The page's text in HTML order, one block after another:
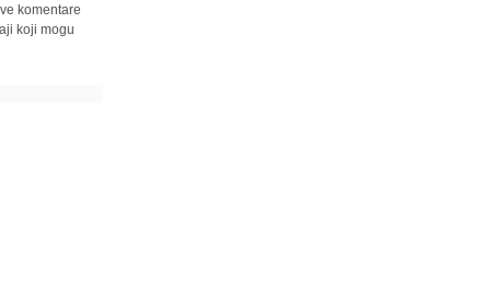
komentare
koji mogu